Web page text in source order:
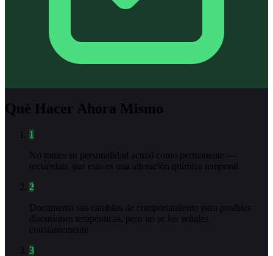
Qué Hacer Ahora Mismo
1
No tomes su personalidad actual como permanente —
recuérdate que esto es una alteración química temporal
2
Documenta sus cambios de comportamiento para posibles
discusiones terapéuticas, pero no se los señales
constantemente
3